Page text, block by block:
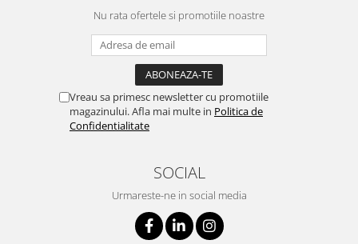
Nu rata ofertele si promotiile noastre
Vreau sa primesc newsletter cu promotiile
magazinului. Afla mai multe in Politica de
Confidentialitate
SOCIAL
Urmareste-ne in social media